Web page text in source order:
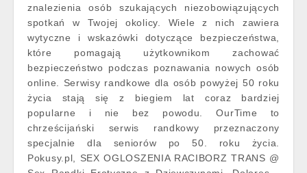
znalezienia osób szukających niezobowiązujących
spotkań w Twojej okolicy. Wiele z nich zawiera
wytyczne i wskazówki dotyczące bezpieczeństwa,
które pomagają użytkownikom zachować
bezpieczeństwo podczas poznawania nowych osób
online. Serwisy randkowe dla osób powyżej 50 roku
życia stają się z biegiem lat coraz bardziej
popularne i nie bez powodu. OurTime to
chrześcijański serwis randkowy przeznaczony
specjalnie dla seniorów po 50. roku życia.
Pokusy.pl, SEX OGLOSZENIA RACIBORZ TRANS @